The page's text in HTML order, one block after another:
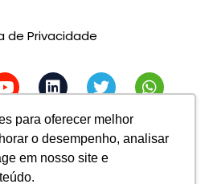
para oferecer melhor
o desempenho, analisar
em nosso site e
de Privacidade